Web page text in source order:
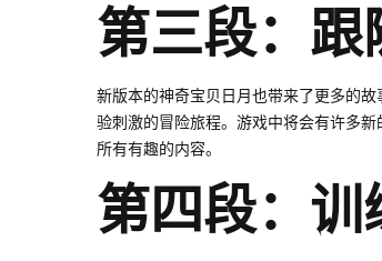
第三段：
新版本的神奇宝贝日月也带来了更多的
验刺激的冒险旅程。游戏中将会有许多
所有有趣的内容。
第四段：训